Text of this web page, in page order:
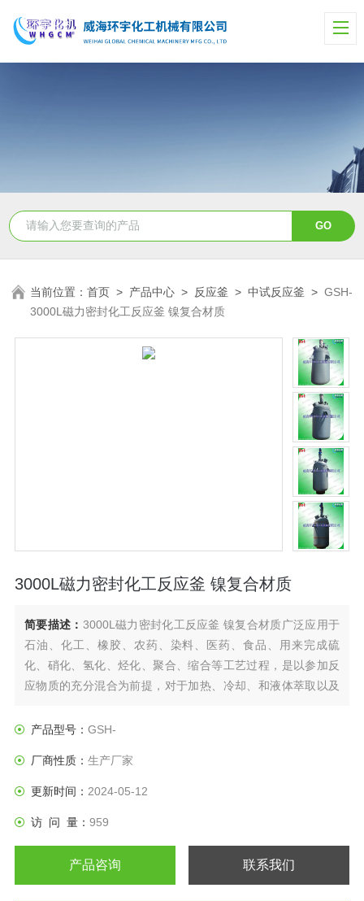
当前位置：首页 > 产品中心 > 反应釜 >中试反应釜 >GSH-
3000L磁力密封化工反应釜 镍复合材质
3000L磁力密封化工反应釜 镍复合材质
简要描述： 3000L磁力密封化工反应釜 镍复合材质广泛应用于
石油、化工、橡胶、农药、染料、医药、食品、用来完成硫
化、硝化、氢化、烃化、聚合、缩合等工艺过程，是以参加反
应物质的充分混合为前提，对于加热、冷却、和液体萃取以及
效果，是化工，制药等行业理想的所需设备。
产品型号： GSH-
厂商性质： 生产厂家
更新时间： 2024-05-12
访 问 量： 959
产品咨询 联系我们